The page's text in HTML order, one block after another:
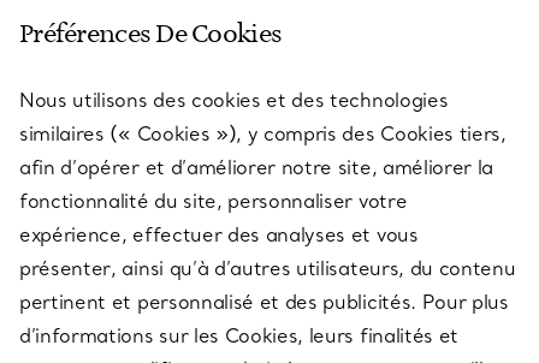
SERVICES
À PROPOS
QUESTIONS LÉGALES
Préférences De Cookies
Nous utilisons des cookies et des technologies
similaires (« Cookies »), y compris des Cookies tiers,
afin d’opérer et d’améliorer notre site, améliorer la
fonctionnalité du site, personnaliser votre
expérience, effectuer des analyses et vous
présenter, ainsi qu’à d’autres utilisateurs, du contenu
pertinent et personnalisé et des publicités. Pour plus
d’informations sur les Cookies, leurs finalités et